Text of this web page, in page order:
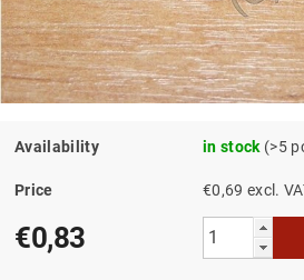
Availability in stock (>5
Price €0,69 excl.
€0,83